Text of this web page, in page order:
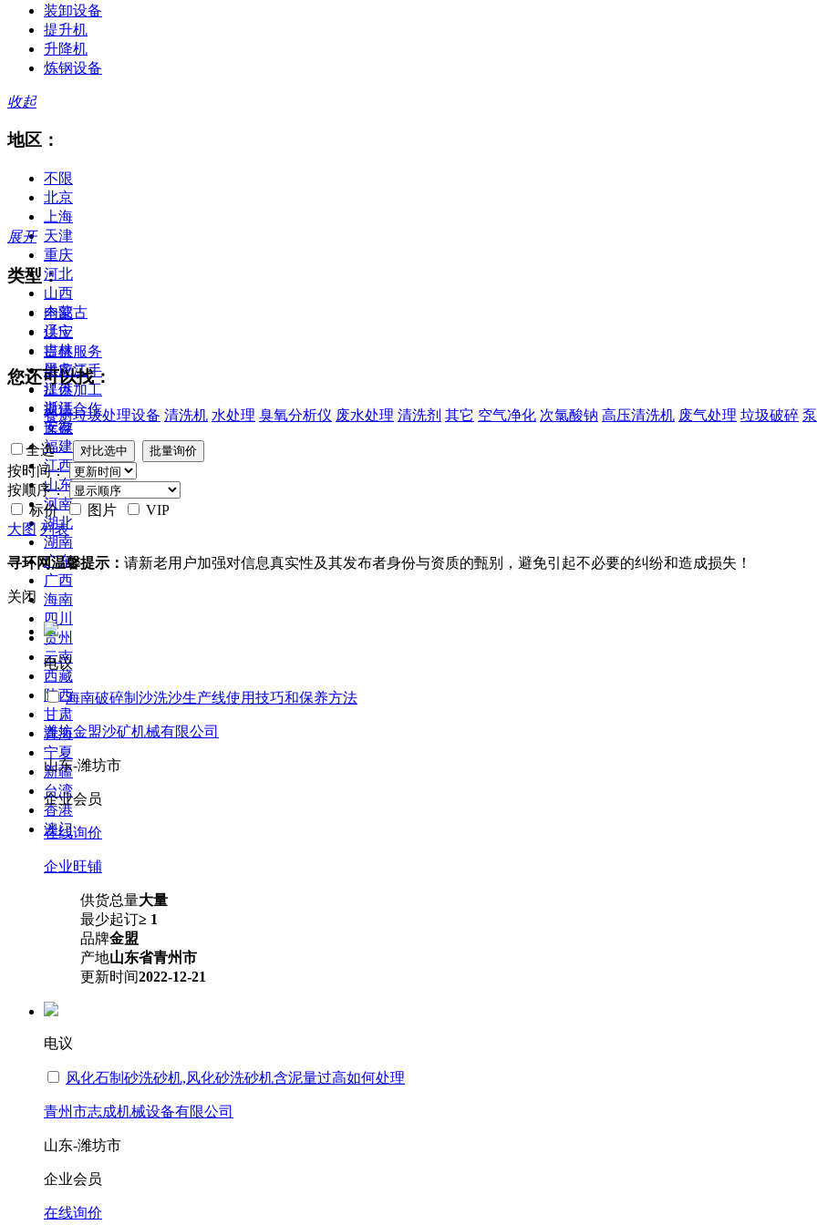
装卸设备
提升机
升降机
炼钢设备
收起
地区：
不限
北京
上海
天津
重庆
河北
山西
内蒙古
辽宁
吉林
黑龙江
江苏
浙江
安徽
福建
江西
山东
河南
湖北
湖南
广东
广西
海南
四川
贵州
云南
西藏
陕西
甘肃
青海
宁夏
新疆
台湾
香港
澳门
展开
类型：
全部
供应
提供服务
供应二手
提供加工
提供合作
库存
您还可以找：
餐厨垃圾处理设备 清洗机 水处理 臭氧分析仪 废水处理 清洗剂 其它 空气净化 次氯酸钠 高压清洗机 废气处理 垃圾破碎 泵
全选
按时间：
按顺序：
标价
图片
VIP
大图 列表
寻环网温馨提示： 请新老用户加强对信息真实性及其发布者身份与资质的甄别，避免引起不必要的纠纷和造成损失！
关闭
电议
海南破碎制沙洗沙生产线使用技巧和保养方法
潍坊金盟沙矿机械有限公司
山东-潍坊市
企业会员
在线询价
企业旺铺
供货总量大量
最少起订≥ 1
品牌金盟
产地山东省青州市
更新时间2022-12-21
电议
风化石制砂洗砂机,风化砂洗砂机含泥量过高如何处理
青州市志成机械设备有限公司
山东-潍坊市
企业会员
在线询价